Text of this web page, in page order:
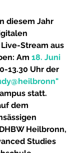
diesem Jahr
Stream aus
Am 18. Juni
13.30 Uhr der
statt.
dem
Heilbronn,
Studies